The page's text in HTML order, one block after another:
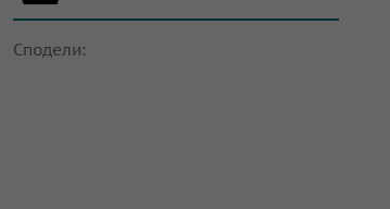
Сподели: